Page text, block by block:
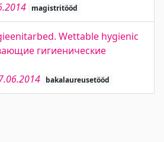
magistritööd
Wettable hygienic
гигиенические
bakalaureusetööd